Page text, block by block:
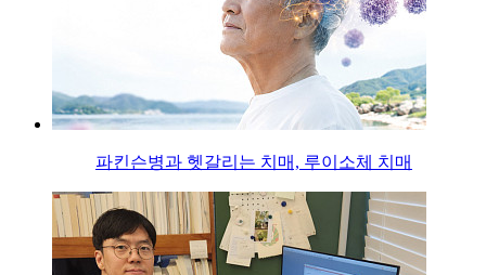
파킨슨병과 헷갈리는 치매, 루이소체 치매